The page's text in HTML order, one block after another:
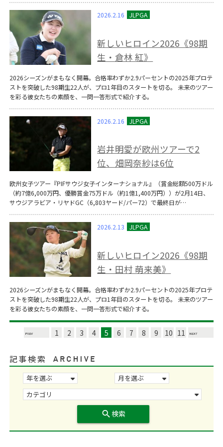
2026.2.16
新しいヒロイン2026《98期
生・倉林 紅》
2026シーズンがまもなく開幕。合格率わずか2.9パーセントの2025年プロテ
ストを突破した98期生22人が、プロ1年目のスタートを切る。 未来のツアー
を彩る彼女たちの素顔を、一問一答形式で紹介する。
2026.2.16
岩井明愛が欧州ツアーで2
位、畑岡奈紗は6位
欧州女子ツアー『PIFサウジ女子インターナショナル』（賞金総額500万ドル
（約7億6,000万円、優勝賞金75万ドル（約1億1,400万円））が2月14日、
サウジアラビア・リヤドGC（6,803ヤード/パー72）で最終日が…
2026.2.13
新しいヒロイン2026《98期
生・田村 萌来美》
2026シーズンがまもなく開幕。合格率わずか2.9パーセントの2025年プロテ
ストを突破した98期生22人が、プロ1年目のスタートを切る。 未来のツアー
を彩る彼女たちの素顔を、一問一答形式で紹介する。
1 2 3 4 5 6 7 8 9 10 11
記事検索
search 検索